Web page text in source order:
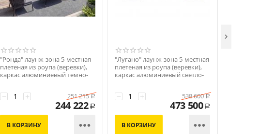
"Ронда" лаунж-зона 5-местная
плетеная из роупа (веревки),
каркас алюминиевый темно-
+
− 251 215 Р
244 222 Р
В КОРЗИНУ 
"Лугано" лаунж-зона 5-местная
плетеная из роупа (веревки),
каркас алюминиевый светло-
+
− 538 600 Р
473 500 Р
В КОРЗИНУ 
